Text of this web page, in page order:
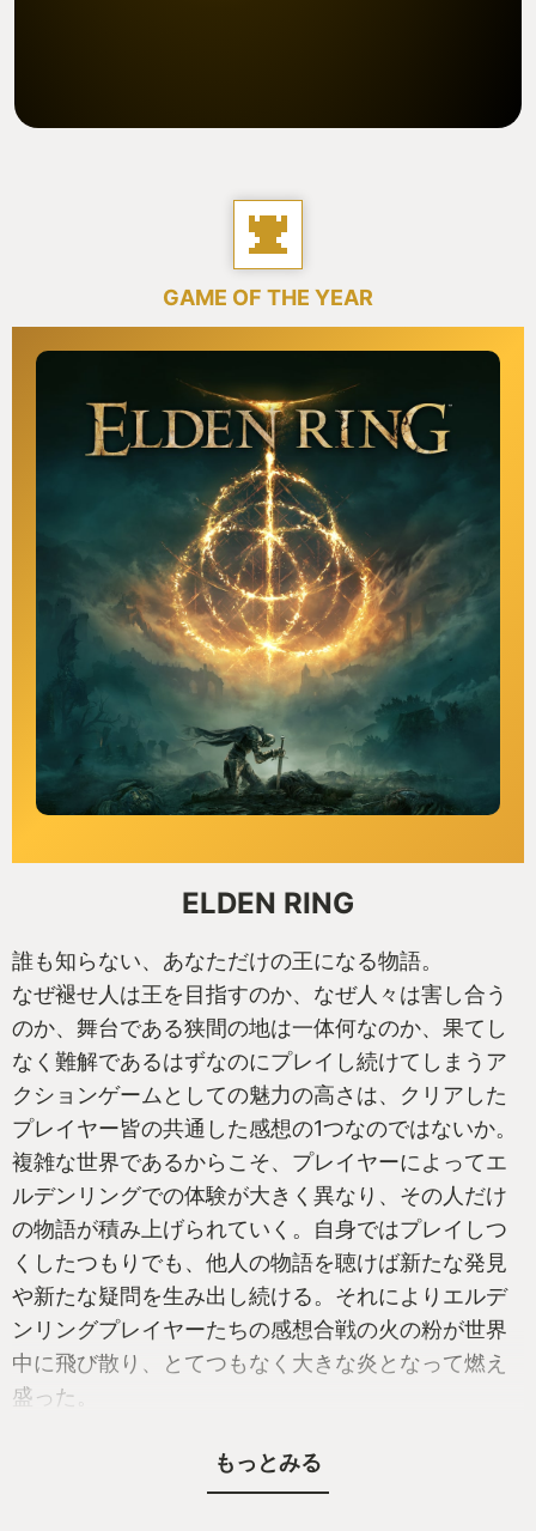
GAME OF THE YEAR
ELDEN RING
誰も知らない、あなただけの王になる物語。
なぜ褪せ人は王を目指すのか、なぜ人々は害し合う
のか、舞台である狭間の地は一体何なのか、果てし
なく難解であるはずなのにプレイし続けてしまうア
クションゲームとしての魅力の高さは、クリアした
プレイヤー皆の共通した感想の1つなのではないか。
複雑な世界であるからこそ、プレイヤーによってエ
ルデンリングでの体験が大きく異なり、その人だけ
の物語が積み上げられていく。自身ではプレイしつ
くしたつもりでも、他人の物語を聴けば新たな発見
や新たな疑問を生み出し続ける。それによりエルデ
ンリングプレイヤーたちの感想合戦の火の粉が世界
中に飛び散り、とてつもなく大きな炎となって燃え
盛った。
本作がずっと私の心を支配したエンターテイメント
もっとみる